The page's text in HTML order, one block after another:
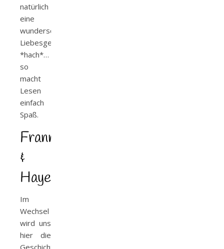
natürlich
eine
wunderschöne
Liebesgeschichte
*hach*…
so
macht
Lesen
einfach
Spaß.
Franny
&
Hayes
Im
Wechsel
wird uns
hier die
Geschichte